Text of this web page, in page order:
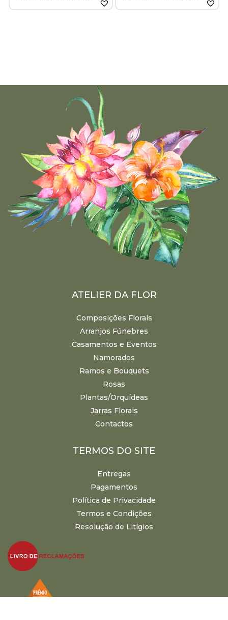
ATELIER DA FLOR
Composições Florais
Arranjos Fúnebres
Casamentos e Eventos
Namorados
Ramos e Bouquets
Rosas
Plantas/Orquídeas
Jarras Florais
Contactos
TERMOS DO SITE
Entregas
Pagamentos
Política de Privacidade
Termos e Condições
Resolução de Litígios